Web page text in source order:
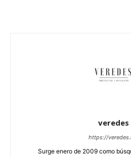
veredes
https://
Surge enero de 2009 como